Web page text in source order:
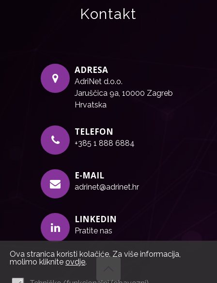
Kontakt
ADRESA
AdriNet d.o.o.
Jaruščica 9a, 10000 Zagreb
Hrvatska
TELEFON
+385 1 888 6884
E-MAIL
adrinet@adrinet.hr
LINKEDIN
Pratite nas
Ova stranica koristi kolačiće. Za više informacija,
molimo kliknite ovdje.